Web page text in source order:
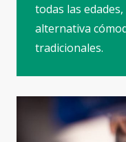
todas las
alternativa
tradicionales.